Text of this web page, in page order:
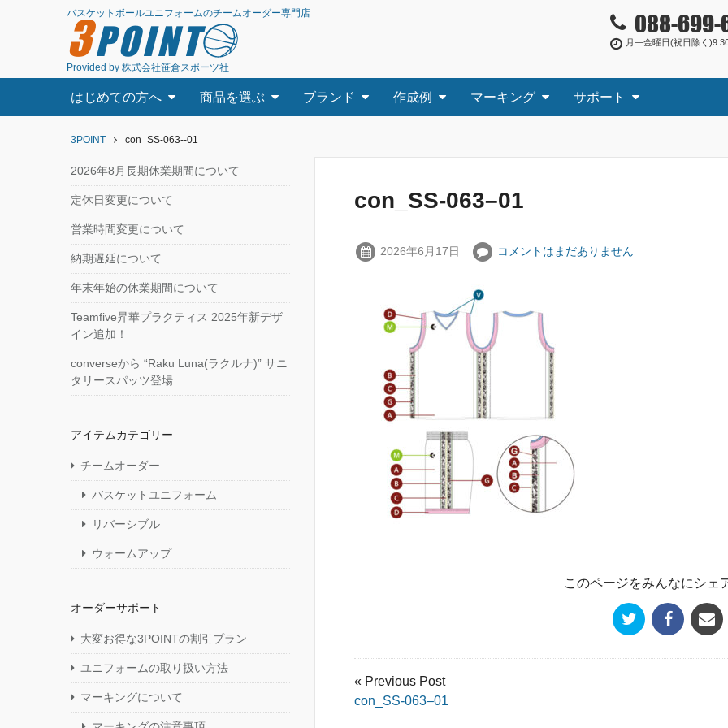
バスケットボールユニフォームのチームオーダー専門店
3POINT
Provided by 株式会社笹倉スポーツ社
088-699-
月―金曜日(祝日除く
はじめての方へ 商品を選ぶ ブランド 作成例 マーキング サポート
3POINT con_SS-063--01
con_SS-063–01
2026年6月17日 コメントはまだありません
このページをみんなにシェ
« Previous Post
con_SS-063–01
2026年8月長期休業期間について
定休日変更について
営業時間変更について
納期遅延について
年末年始の休業期間について
Teamfive昇華プラクティス 2025年新デザ
イン追加！
converseから “Raku Luna(ラクルナ)” サニ
タリースパッツ登場
アイテムカテゴリー
チームオーダー
バスケットユニフォーム
リバーシブル
ウォームアップ
オーダーサポート
大変お得な3POINTの割引プラン
ユニフォームの取り扱い方法
マーキングについて